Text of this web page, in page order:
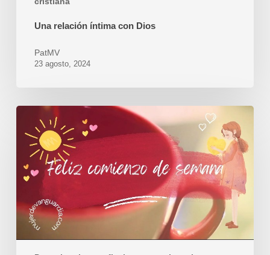
Una relación íntima con Dios
PatMV
23 agosto, 2024
Semana
con
Fuerza
de